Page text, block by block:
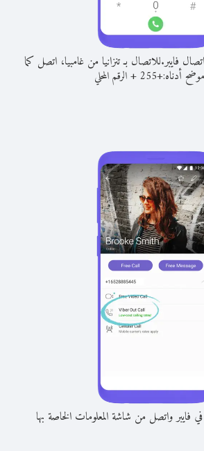
فايبر.للاتصال بـ تنزانيا من غامبيا، اتصل كما
أدناه:+
255
+الرقم المحلي
واتصل من شاشة المعلومات الخاصة بها